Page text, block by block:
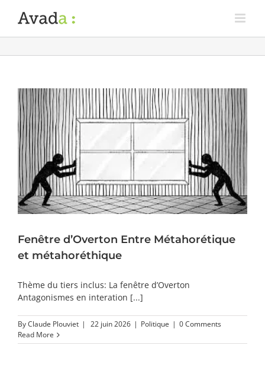
Fenêtre d’Overton Entre Métahorétique
et métahoréthique
Thème du tiers inclus: La fenêtre d’Overton
Antagonismes en interation [...]
ByClaude Plouviet | 22 juin 2026 | Politique | 0 Comments
Read More